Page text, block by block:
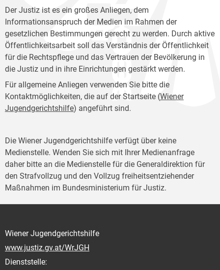
Der Justiz ist es ein großes Anliegen, dem
Informationsanspruch der Medien im Rahmen der
gesetzlichen Bestimmungen gerecht zu werden. Durch aktive
Öffentlichkeitsarbeit soll das Verständnis der Öffentlichkeit
für die Rechtspflege und das Vertrauen der Bevölkerung in
die Justiz und in ihre Einrichtungen gestärkt werden.
Für allgemeine Anliegen verwenden Sie bitte die
Kontaktmöglichkeiten, die auf der Startseite (Wiener
Jugendgerichtshilfe) angeführt sind.
Die Wiener Jugendgerichtshilfe verfügt über keine
Medienstelle. Wenden Sie sich mit Ihrer Medienanfrage
daher bitte an die Medienstelle für die Generaldirektion für
den Strafvollzug und den Vollzug freiheitsentziehender
Maßnahmen im Bundesministerium für Justiz.
Wiener Jugendgerichtshilfe
www.justiz.gv.at/WrJGH
Dienststelle: